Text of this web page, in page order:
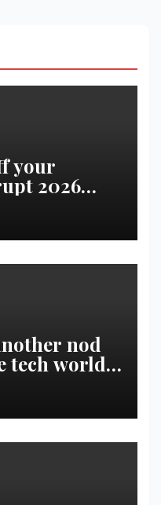
your
2026
|
nod
tech world |